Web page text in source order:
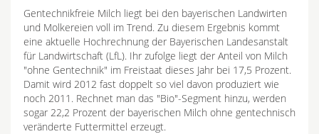
Gentechnikfreie Milch liegt bei den bayerischen Landwirten
und Molkereien voll im Trend. Zu diesem Ergebnis kommt
eine aktuelle Hochrechnung der Bayerischen Landesanstalt
für Landwirtschaft (LfL). Ihr zufolge liegt der Anteil von Milch
"ohne Gentechnik" im Freistaat dieses Jahr bei 17,5 Prozent.
Damit wird 2012 fast doppelt so viel davon produziert wie
noch 2011. Rechnet man das "Bio"-Segment hinzu, werden
sogar 22,2 Prozent der bayerischen Milch ohne gentechnisch
veränderte Futtermittel erzeugt.